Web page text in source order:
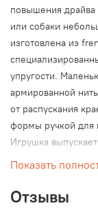
повышения
или собаки
изготовлена из
упругости.
армированной
от распускания
формы ручкой для
Игрушка
черном, без опции
с кусалкой из
Показать
Отзывы